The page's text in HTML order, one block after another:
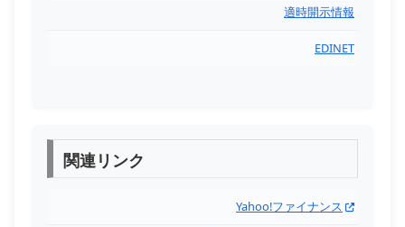
適時開示情報
EDINET
関連リンク
Yahoo!ファイナンス